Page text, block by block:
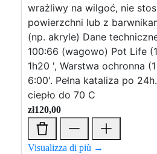
wrażliwy na wilgoć, nie
powierzchni lub z
(np. akryle) Dane
100:66 (wagowo) Pot Life
1h20 ', Warstwa ochronna
6:00'. Pełna kataliza po
ciepło do 70 C
zł120,00
Visualizza di più →